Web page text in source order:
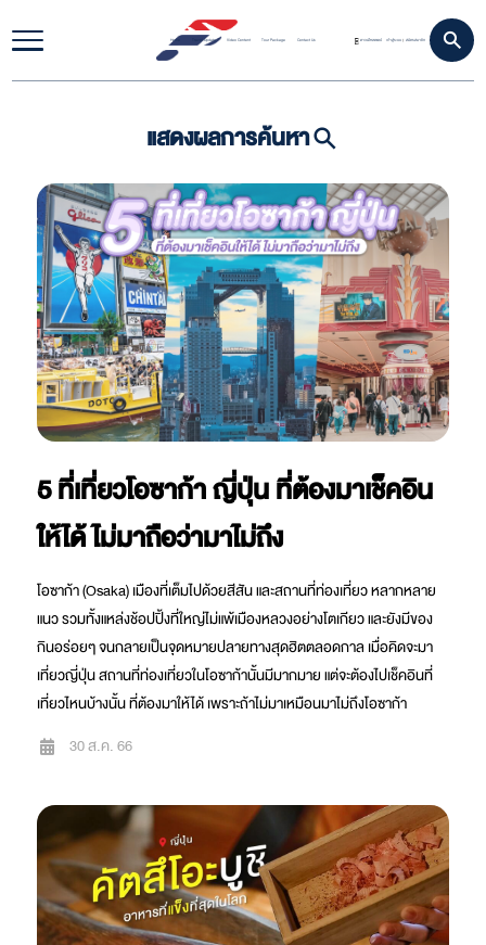
Home Travel Update Video Content Tour Package Contact Us ดาวน์โหลดแอป เข้าสู่ระบบ | สมัครสมาชิก
แสดงผลการค้นหา
5 ที่เที่ยวโอซาก้า ญี่ปุ่น ที่ต้องมาเช็คอิน
ให้ได้ ไม่มาถือว่ามาไม่ถึง
โอซาก้า (Osaka) เมืองที่เต็มไปด้วยสีสัน และสถานที่ท่องเที่ยว หลากหลาย
แนว รวมทั้งแหล่งช้อปปิ้งที่ใหญ่ไม่แพ้เมืองหลวงอย่างโตเกียว และยังมีของ
กินอร่อยๆ จนกลายเป็นจุดหมายปลายทางสุดฮิตตลอดกาล เมื่อคิดจะมา
เที่ยวญี่ปุ่น สถานที่ท่องเที่ยวในโอซาก้านั้นมีมากมาย แต่จะต้องไปเช็คอินที่
เที่ยวไหนบ้างนั้น ที่ต้องมาให้ได้ เพราะถ้าไม่มาเหมือนมาไม่ถึงโอซาก้า
30 ส.ค. 66